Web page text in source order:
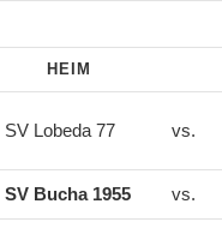
HEIM
SV Lobeda 77 vs.
SV Bucha 1955 vs.